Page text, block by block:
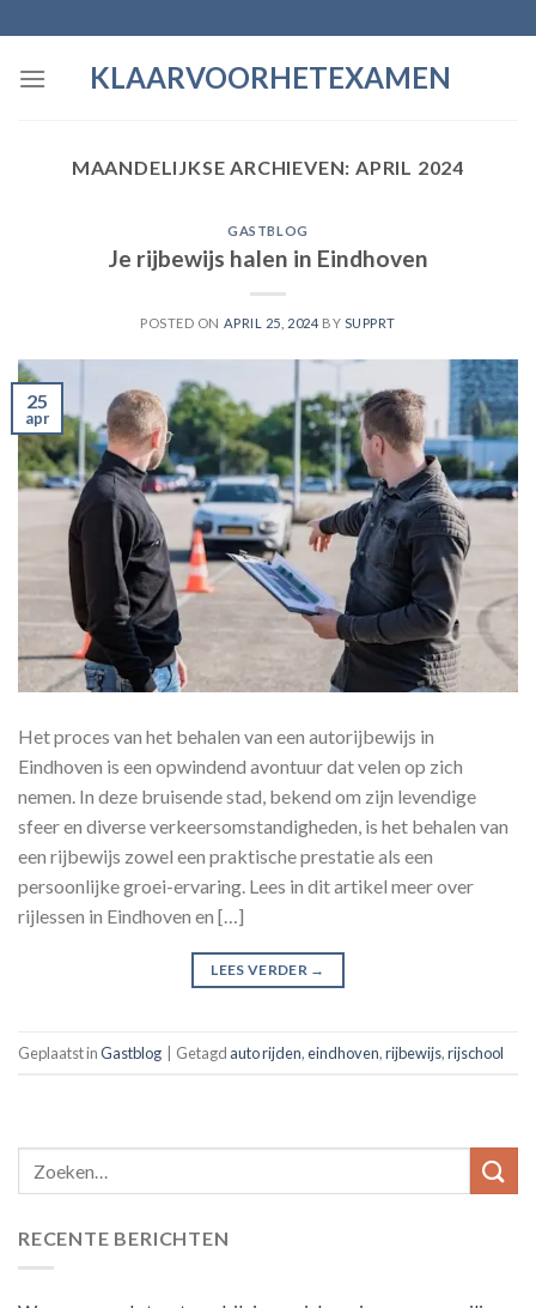
to
content
KLAARVOORHETEXAMEN
MAANDELIJKSE ARCHIEVEN:APRIL 2024
GASTBLOG
Je rijbewijs halen in Eindhoven
POSTED ON APRIL 25, 2024 BY SUPPRT
25
apr
Het proces van het behalen van een autorijbewijs in
Eindhoven is een opwindend avontuur dat velen op zich
nemen. In deze bruisende stad, bekend om zijn levendige
sfeer en diverse verkeersomstandigheden, is het behalen van
een rijbewijs zowel een praktische prestatie als een
persoonlijke groei-ervaring. Lees in dit artikel meer over
rijlessen in Eindhoven en […]
LEES VERDER →
Geplaatst inGastblog Getagd auto rijden,eindhoven,rijbewijs,rijschool
RECENTE BERICHTEN